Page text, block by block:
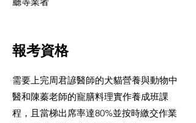
報考資格
需要上完周君諺醫師的犬貓營養與動物中
醫和陳蓁老師的寵膳料理實作養成班課
程，且當梯出席率達80%並按時繳交作業